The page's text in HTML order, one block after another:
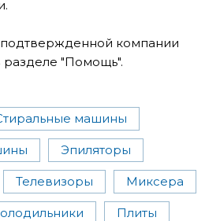
компании
разделе "Помощь".
машины
Эпиляторы
Телевизоры Миксера
Плиты